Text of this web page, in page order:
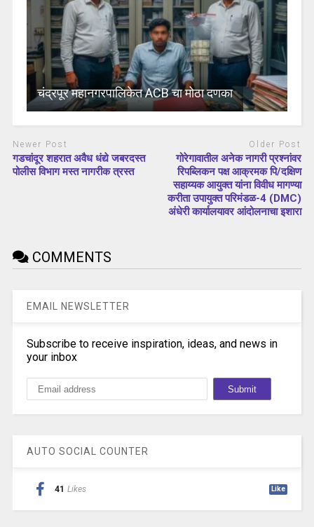
चंद्रपूर महानगरपालिकेत ACB चा मोठा दणका
Newer Post
गडचांदूर शहरात अवैध धंद्ये जबरदस्त
पोलीस विभाग मस्त नागरीक त्रस्त
Older Post
गोरेगावातील अनेक नागरी प्रश्नांवर
रिपब्लिकन पक्ष आक्रमक पि/दक्षिण
सहाय्यक आयुक्त यांना विवीध मागण्या
करीता उपायुक्त परिमंडळ-4 (DMC)
अंधेरी कार्यालयावर आंदोलनाचा इशारा
COMMENTS
EMAIL NEWSLETTER
Subscribe to receive inspiration, ideas, and news in
your inbox
AUTO SOCIAL COUNTER
41 Likes Like